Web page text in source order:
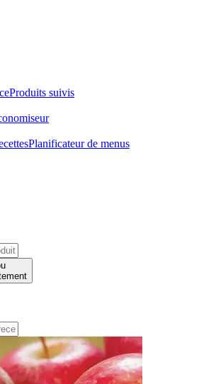
Produits suivis
Planificateur de menus